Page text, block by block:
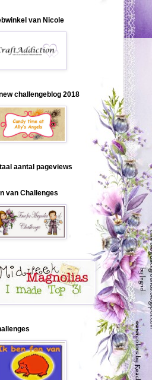
van Nicole
challengeblog 2018
aantal pageviews
van Challenges